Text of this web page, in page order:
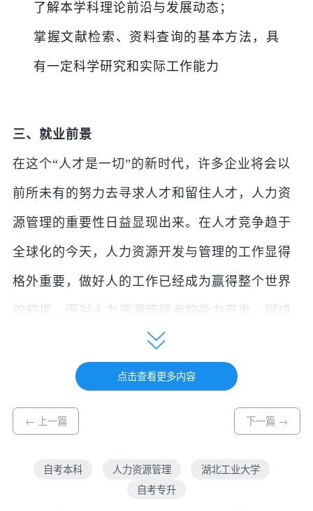
了解本学科理论前沿与发展动态；
掌握文献检索、资料查询的基本方法，具
有一定科学研究和实际工作能力
三、就业前景
在这个“人才是一切”的新时代，许多企业将会以
前所未有的努力去寻求人才和留住人才，人力资
源管理的重要性日益显现出来。在人才竞争趋于
全球化的今天，人力资源开发与管理的工作显得
格外重要，做好人的工作已经成为赢得整个世界
的前提，而对人力资源管理者的能力开发，则成
为一项关乎发展整个国家伯乐人才的重要工程。
根据麦可思研究院的2011年度最新权威数据显
职业有：招聘管理、人力资源开发、绩效考核管
政管理、猎头等工作。
点击查看更多内容
← 上一篇 下一篇 →
自考本科 人力资源管理
湖北工业大学
自考专升